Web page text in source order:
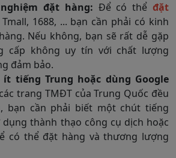
đặt hàng: Để có thểđặt
Tmall, 1688, ... bạn cần phải có kinh
Nếu không, bạn sẽ rất dễ gặp
cấp không uy tín với chất lượng
đảm bảo.
tiếng Trung hoặc dùng Google
trang TMĐT của Trung Quốc đều
bạn cần phải biết một chút tiếng
thành thạo công cụ dịch hoặc
có thể đặt hàng và thương lượng